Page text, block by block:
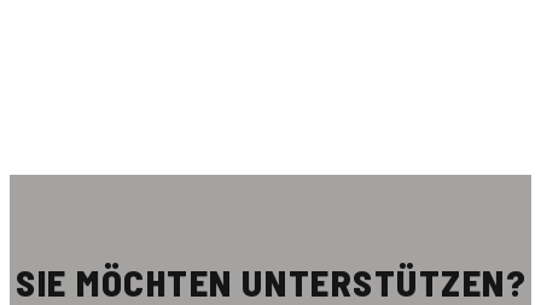
SIE MÖCHTEN UNTERSTÜTZEN?